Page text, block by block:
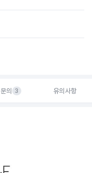
문의 3 유의사항